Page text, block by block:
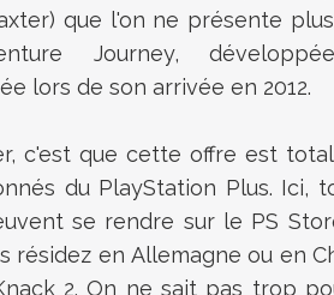
que l'on ne présente
Journey,
lors de son arrivée en 2012.
c'est que cette offre est
du PlayStation Plus. Ici,
se rendre sur le PS
résidez en Allemagne ou en
2. On ne sait pas trop